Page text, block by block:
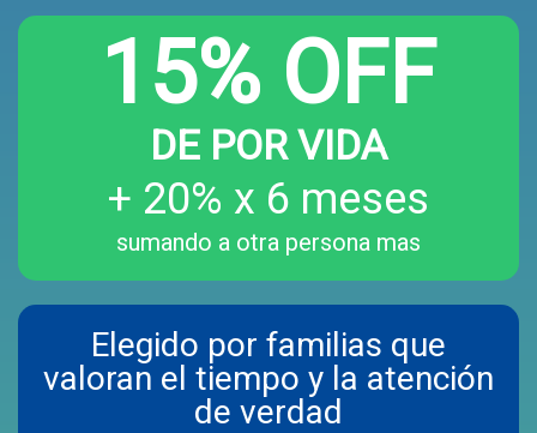
15% OFF
DE POR VIDA
+ 20% x 6 meses
sumando a otra persona mas
Elegido por familias que
valoran el tiempo y la atención
de verdad